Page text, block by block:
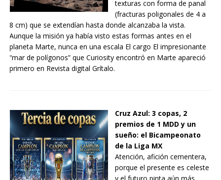
texturas con forma de panal
(fracturas poligonales de 4 a
8 cm) que se extendían hasta donde alcanzaba la vista.
Aunque la misión ya había visto estas formas antes en el
planeta Marte, nunca en una escala El cargo El impresionante
“mar de polígonos” que Curiosity encontró en Marte apareció
primero en Revista digital Grítalo.
Cruz Azul: 3 copas, 2
premios de 1 MDD y un
sueño: el Bicampeonato
de la Liga MX
Atención, afición cementera,
porque el presente es celeste